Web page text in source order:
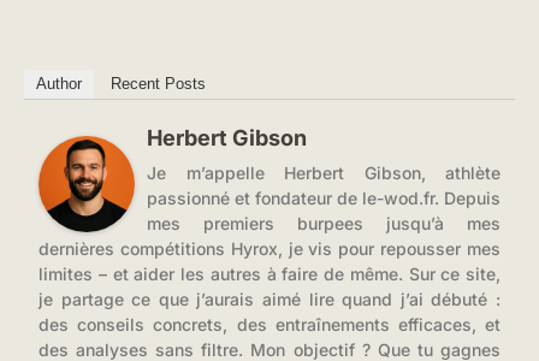
Author Recent Posts
Herbert Gibson
Je m’appelle Herbert Gibson, athlète
passionné et fondateur de le-wod.fr. Depuis
mes premiers burpees jusqu’à mes
dernières compétitions Hyrox, je vis pour repousser mes
limites – et aider les autres à faire de même. Sur ce site,
je partage ce que j’aurais aimé lire quand j’ai débuté :
des conseils concrets, des entraînements efficaces, et
des analyses sans filtre. Mon objectif ? Que tu gagnes